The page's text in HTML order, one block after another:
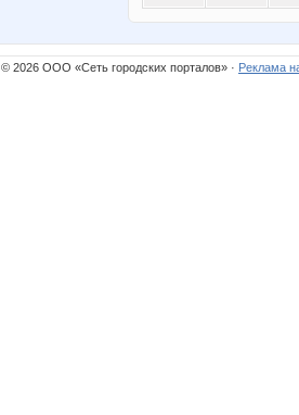
© 2026 ООО «Сеть городских порталов» · Реклама